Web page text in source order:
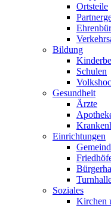
Ortsteile
Bildung
Schulen
Gesundheit
Ärzte
Einrichtungen
Soziales
Kirchen